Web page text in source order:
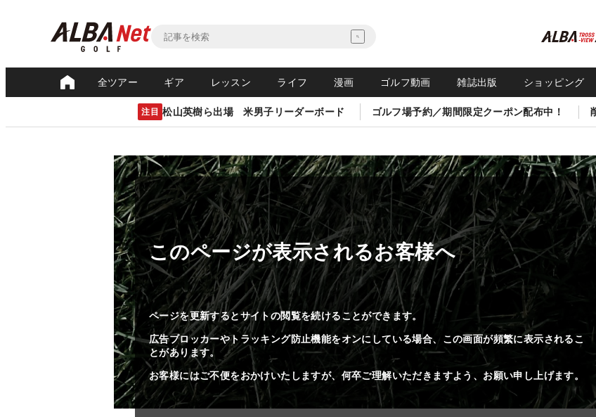
全ツアー ギア レッスン ライフ 漫画 ゴルフ動画 雑誌出版 ショッピング
注目 松山英樹ら出場 米男子リーダーボード ゴルフ場予約／期間限定クーポン配布中！
このページが表示されるお客様へ
ページを更新するとサイトの閲覧を続けることができます。
広告ブロッカーやトラッキング防止機能をオンにしている場合、この画面が頻繁に表示されるこ
とがあります。
お客様にはご不便をおかけいたしますが、何卒ご理解いただきますよう、お願い申し上げます。